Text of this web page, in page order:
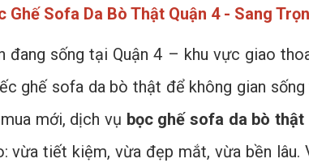
Ghế Sofa Da Bò Thật Quận 4 - Sang
đang sống tại Quận 4 – khu vực giao
ghế sofa da bò thật để không gian
mới, dịch vụ bọc ghế sofa da bò thật
vừa tiết kiệm, vừa đẹp mắt, vừa bền